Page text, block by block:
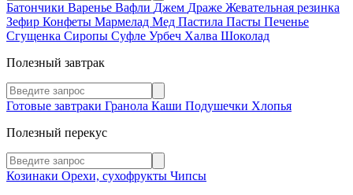
Батончики Варенье Вафли Джем Драже Жевательная резинка
Зефир Конфеты Мармелад Мед Пастила Пасты Печенье
Сгущенка Сиропы Суфле Урбеч Халва Шоколад
Полезный завтрак
Готовые завтраки Гранола Каши Подушечки Хлопья
Полезный перекус
Козинаки Орехи, сухофрукты Чипсы